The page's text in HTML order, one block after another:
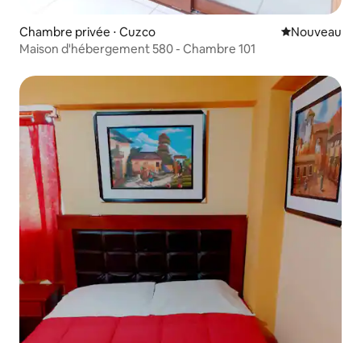
Chambre privée ⋅ Cuzco Nouvel
Nouveau
Maison d'hébergement 580 - Chambre 101